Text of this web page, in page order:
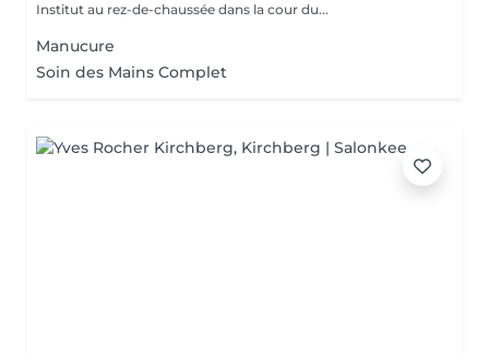
Institut au rez-de-chaussée dans la cour du...
Manucure
Soin des Mains Complet